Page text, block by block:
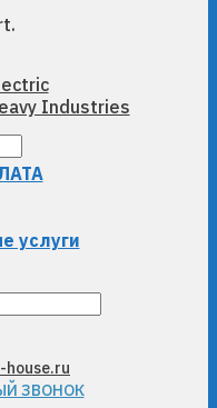
Industries
услуги
ЗВОНОК